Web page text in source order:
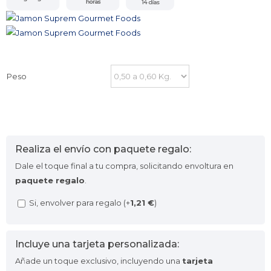
Peso
Realiza el envío con paquete regalo:
Dale el toque final a tu compra, solicitando envoltura en
paquete regalo
Si, envolver para regalo (+1,21 €)
Incluye una tarjeta personalizada:
Añade un toque exclusivo, incluyendo una tarjeta